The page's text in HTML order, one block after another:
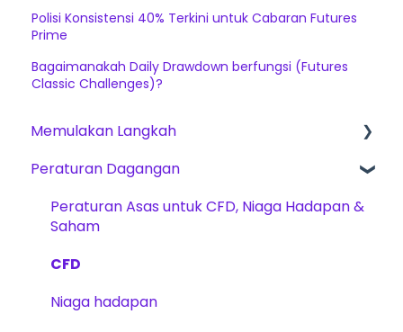
Polisi Konsistensi 40% Terkini untuk Cabaran Futures
Prime
Bagaimanakah Daily Drawdown berfungsi (Futures
Classic Challenges)?
Memulakan Langkah
Cara Bermula
The Trading Pit – Mengenai Kami
Peraturan Dagangan
Peraturan Asas untuk CFD, Niaga Hadapan &
Saham
CFD
Niaga hadapan